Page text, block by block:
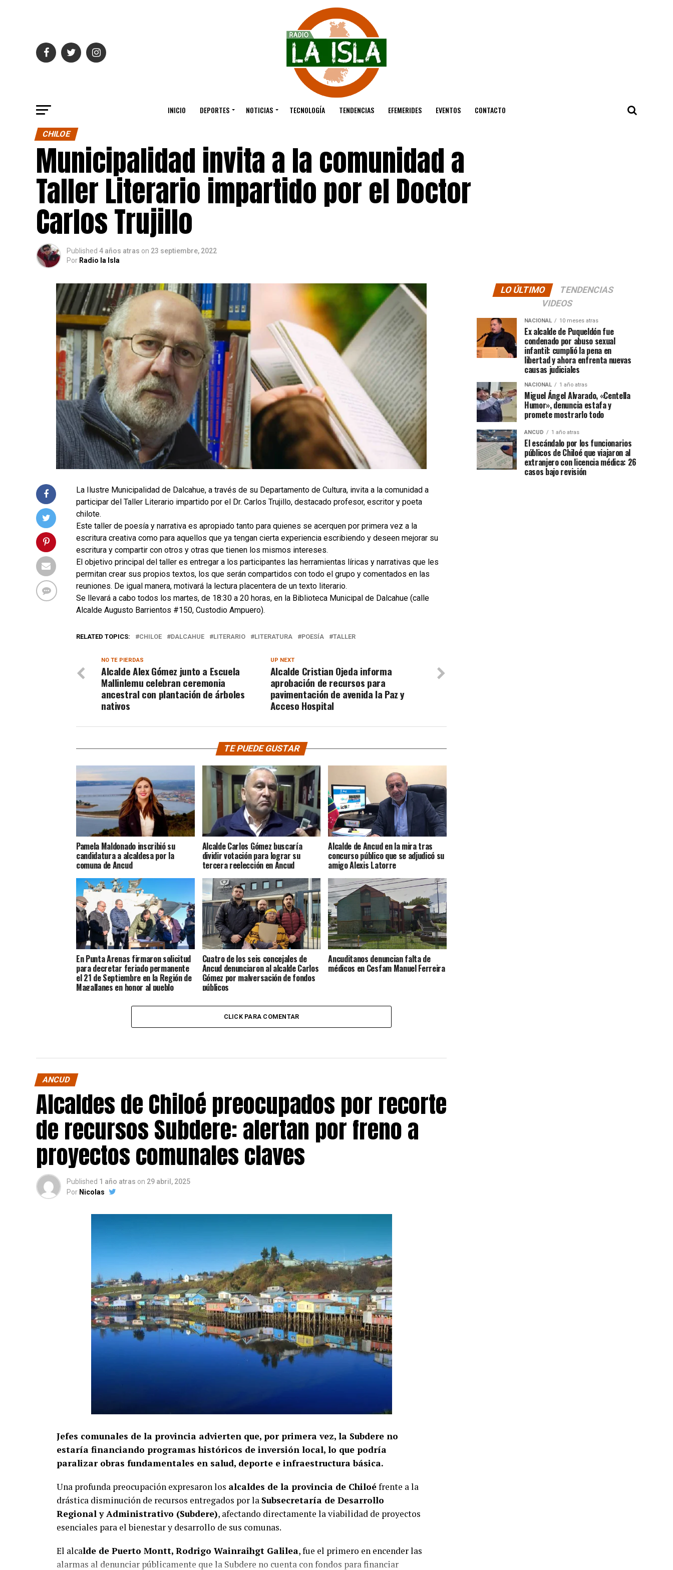
INICIO DEPORTES NOTICIAS TECNOLOGÍA TENDENCIAS EFEMERIDES EVENTOS CONTACTO
CHILOE
Municipalidad invita a la comunidad a
Taller Literario impartido por el Doctor
Carlos Trujillo
Published 4 años atras on 23 septiembre, 2022
Por Radio la Isla
La Ilustre Municipalidad de Dalcahue, a través de su Departamento de Cultura, invita a la comunidad a
participar del Taller Literario impartido por el Dr. Carlos Trujillo, destacado profesor, escritor y poeta
chilote.
Este taller de poesía y narrativa es apropiado tanto para quienes se acerquen por primera vez a la
escritura creativa como para aquellos que ya tengan cierta experiencia escribiendo y deseen mejorar su
escritura y compartir con otros y otras que tienen los mismos intereses.
El objetivo principal del taller es entregar a los participantes las herramientas líricas y narrativas que les
permitan crear sus propios textos, los que serán compartidos con todo el grupo y comentados en las
reuniones. De igual manera, motivará la lectura placentera de un texto literario.
Se llevará a cabo todos los martes, de 18:30 a 20 horas, en la Biblioteca Municipal de Dalcahue (calle
Alcalde Augusto Barrientos #150, Custodio Ampuero).
RELATED TOPICS: CHILOE DALCAHUE LITERARIO LITERATURA POESÍA TALLER
UP NEXT
Alcalde Cristian Ojeda informa
aprobación de recursos para
pavimentación de avenida la Paz y
Acceso Hospital
NO TE PIERDAS
Alcalde Alex Gómez junto a Escuela
Mallinlemu celebran ceremonia
ancestral con plantación de árboles
nativos
TE PUEDE GUSTAR
Pamela Maldonado inscribió su
candidatura a alcaldesa por la
comuna de Ancud
Alcalde Carlos Gómez buscaría
dividir votación para lograr su
tercera reelección en Ancud
Alcalde de Ancud en la mira tras
concurso público que se adjudicó su
amigo Alexis Latorre
En Punta Arenas firmaron solicitud
para decretar feriado permanente
el 21 de Septiembre en la Región de
Magallanes en honor al pueblo
Cuatro de los seis concejales de
Ancud denunciaron al alcalde Carlos
Gómez por malversación de fondos
públicos
Ancuditanos denuncian falta de
médicos en Cesfam Manuel Ferreira
CLICK PARA COMENTAR
ANCUD
Alcaldes de Chiloé preocupados por recorte
de recursos Subdere: alertan por freno a
proyectos comunales claves
Published 1 año atras on 29 abril, 2025
Por Nicolas
Jefes comunales de la provincia advierten que, por primera vez, la Subdere no
estaría financiando programas históricos de inversión local, lo que podría
paralizar obras fundamentales en salud, deporte e infraestructura básica.
Una profunda preocupación expresaron los alcaldes de la provincia de Chiloéfrente a la
drástica disminución de recursos entregados por la Subsecretaría de Desarrollo
Regional y Administrativo (Subdere), afectando directamente la viabilidad de proyectos
esenciales para el bienestar y desarrollo de sus comunas.
El alcalde de Puerto Montt, Rodrigo Wainraihgt Galilea, fue el primero en encender las
alarmas al denunciar públicamente que la Subdere no cuenta con fondos para financiar
LO ÚLTIMO
TENDENCIAS
VIDEOS
NACIONAL 10 meses atras
Ex alcalde de Puqueldón fue
condenado por abuso sexual
infantil: cumplió la pena en
libertad y ahora enfrenta nuevas
causas judiciales
NACIONAL 1 año atras
Miguel Ángel Alvarado, «Centella
Humor», denuncia estafa y
promete mostrarlo todo
ANCUD 1 año atras
El escándalo por los funcionarios
públicos de Chiloé que viajaron al
extranjero con licencia médica: 26
casos bajo revisión